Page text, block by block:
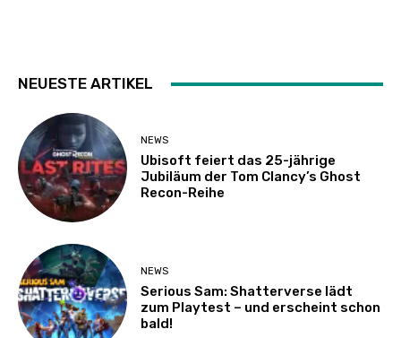
NEUESTE ARTIKEL
NEWS
Ubisoft feiert das 25-jährige
Jubiläum der Tom Clancy’s Ghost
Recon-Reihe
NEWS
Serious Sam: Shatterverse lädt
zum Playtest – und erscheint schon
bald!